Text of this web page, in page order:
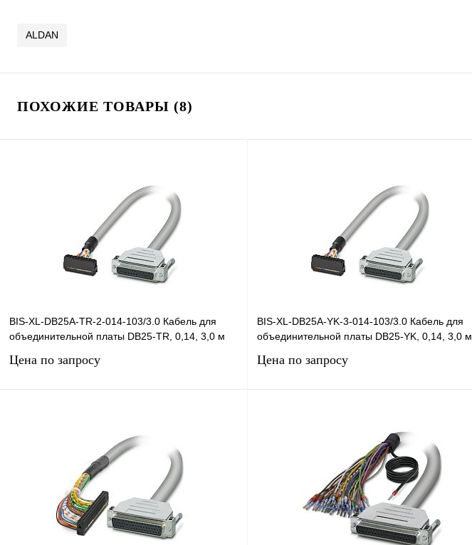
ALDAN
ПОХОЖИЕ ТОВАРЫ (8)
BIS-XL-DB25A-TR-2-014-103/3.0 Кабель для
объединительной платы DB25-TR, 0,14, 3,0 м
Цена по запросу
Сравнение
Под заказ
BIS-XL-DB25A-YK-3-014-103/3.0 Кабель для
объединительной платы DB25-YK, 0,14, 3,0 м
Цена по запросу
Сравнение
Под заказ